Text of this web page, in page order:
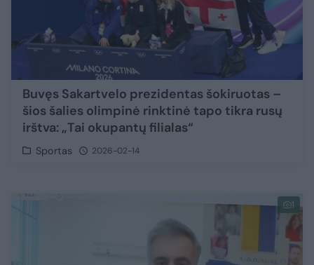
Buvęs Sakartvelo prezidentas šokiruotas –
šios šalies olimpinė rinktinė tapo tikra rusų
irštva: „Tai okupantų filialas“
Sportas 2026-02-14
1